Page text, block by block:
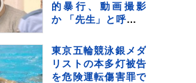
的暴行、動画撮影
か 「先生」と呼ばれ
これまでにも同様の
事件で2度逮捕
東京五輪競泳銀メダ
リストの本多灯被告
を危険運転傷害罪で